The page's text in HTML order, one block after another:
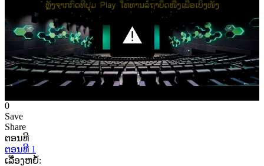
0
Save
Share
ຕອນທີ
ຕອນທີ 1
ເລື່ອງຫຍໍ້: